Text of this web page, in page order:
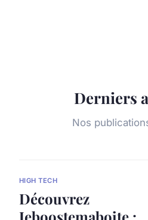
Derniers
Nos
HIGH TECH
Découvrez